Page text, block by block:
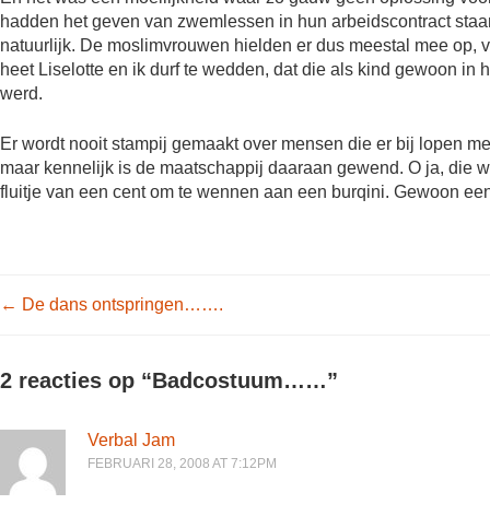
hadden het geven van zwemlessen in hun arbeidscontract
natuurlijk. De moslimvrouwen hielden er dus meestal mee
heet Liselotte en ik durf te wedden, dat die als kind gewoon
werd.
Er wordt nooit stampij gemaakt over mensen die er bij lopen
maar kennelijk is de maatschappij daaraan gewend. O ja, die
fluitje van een cent om te wennen aan een burqini. Gewoon
Post navigation
← De dans ontspringen…….
2 reacties op “Badcostuum……”
Verbal Jam
FEBRUARI 28, 2008 AT 7:12PM